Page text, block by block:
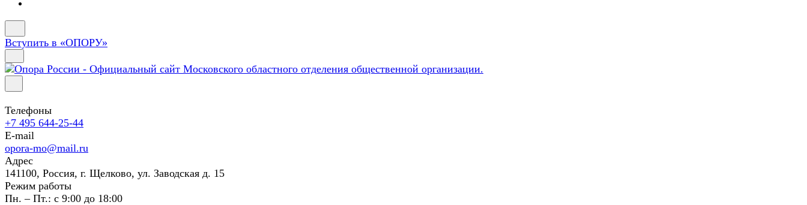
Вступить в «ОПОРУ»
Телефоны
+7 495 644-25-44
E-mail
opora-mo@mail.ru
Адрес
141100, Россия, г. Щелково, ул. Заводская д. 15
Режим работы
Пн. – Пт.: с 9:00 до 18:00